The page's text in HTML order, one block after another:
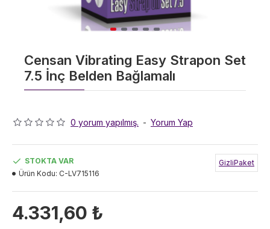
Censan Vibrating Easy Strapon Set
7.5 İnç Belden Bağlamalı
0 yorum yapılmış. - Yorum Yap
4.331,60 ₺
STOKTA VAR
Ürün Kodu: C-LV715116
GizliPaket